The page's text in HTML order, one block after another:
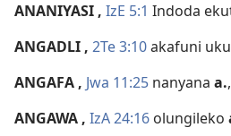
ANANIYASI , IzE 5:1 Indoda
ANGADLI , 2Te 3:10akafuni
ANGAFA , Jwa 11:25 nanyana a.
ANGAWA , IzA 24:16 olungileko